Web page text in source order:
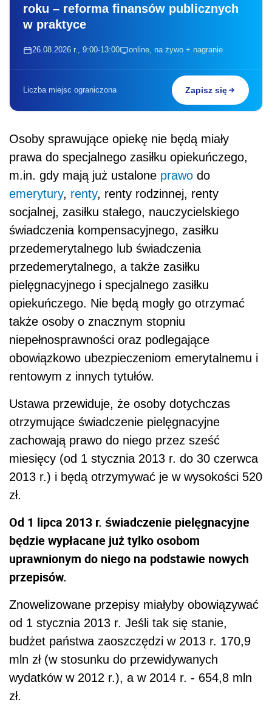
roku – reforma finansów publicznych
w praktyce
26.08.2026 r., 9:00-13:00 online, na żywo + nagranie
Liczba miejsc ograniczona Zapisz się
Osoby sprawujące opiekę nie będą miały
prawa do specjalnego zasiłku opiekuńczego,
m.in. gdy mają już ustalone prawo do
emerytury, renty, renty rodzinnej, renty
socjalnej, zasiłku stałego, nauczycielskiego
świadczenia kompensacyjnego, zasiłku
przedemerytalnego lub świadczenia
przedemerytalnego, a także zasiłku
pielęgnacyjnego i specjalnego zasiłku
opiekuńczego. Nie będą mogły go otrzymać
także osoby o znacznym stopniu
niepełnosprawności oraz podlegające
obowiązkowo ubezpieczeniom emerytalnemu i
rentowym z innych tytułów.
Ustawa przewiduje, że osoby dotychczas
otrzymujące świadczenie pielęgnacyjne
zachowają prawo do niego przez sześć
miesięcy (od 1 stycznia 2013 r. do 30 czerwca
2013 r.) i będą otrzymywać je w wysokości 520
zł.
Od 1 lipca 2013 r. świadczenie pielęgnacyjne
będzie wypłacane już tylko osobom
uprawnionym do niego na podstawie nowych
przepisów.
Znowelizowane przepisy miałyby obowiązywać
od 1 stycznia 2013 r. Jeśli tak się stanie,
budżet państwa zaoszczędzi w 2013 r. 170,9
mln zł (w stosunku do przewidywanych
wydatków w 2012 r.), a w 2014 r. - 654,8 mln
zł.